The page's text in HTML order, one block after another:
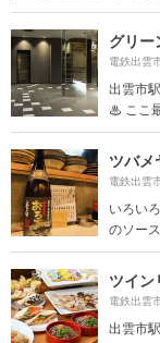
グリー
電鉄出雲
出雲市
♨︎ ここ
ツバメ
電鉄出雲
いろい
のソー
ツイン
電鉄出雲
出雲市